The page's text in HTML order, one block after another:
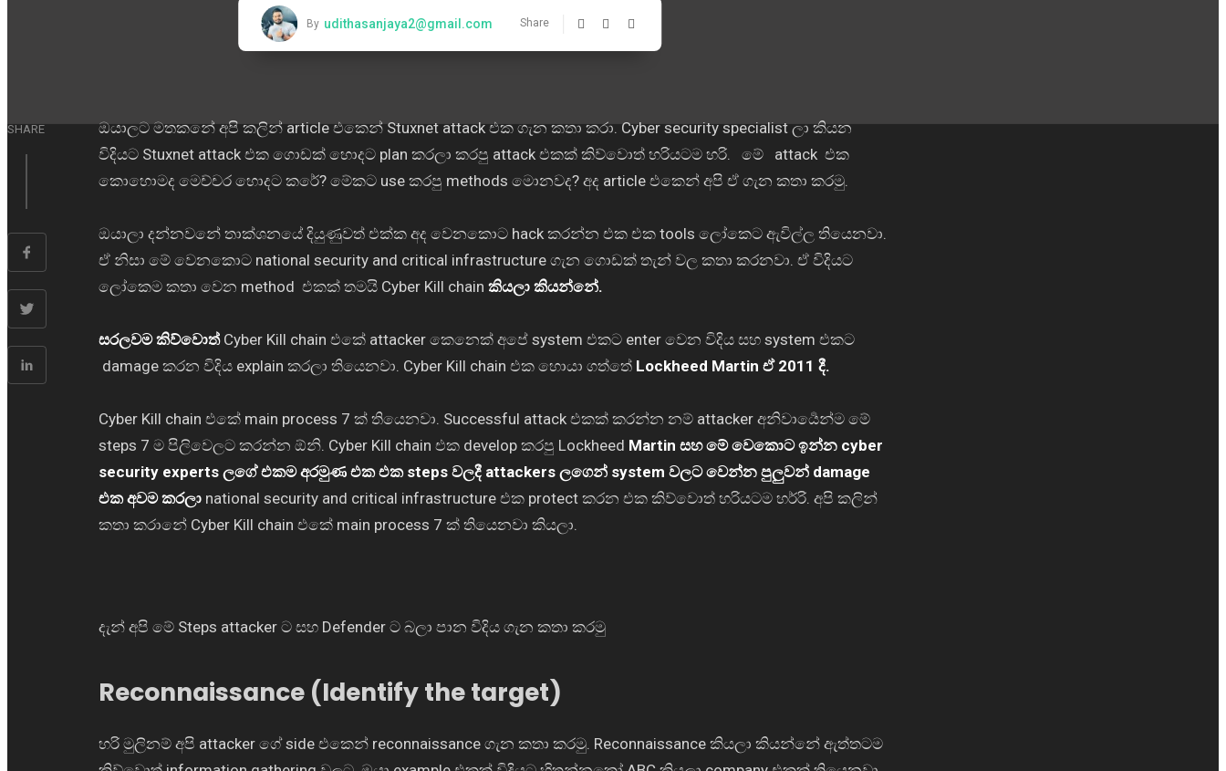
January 16, 2023
By udithasanjaya2@gmail.com Share
SHARE
ඔයාලට මතකනේ අපි කලින් article එකෙන් Stuxnet attack එක ගැන කතා කරා. Cyber security specialist ලා කියන
විදියට Stuxnet attack එක ගොඩක් හොදට plan කරලා කරපු attack එකක් කිව්වොත් හරියටම හරි. මේ attack එක
කොහොමද මෙච්චර හොදට කරේ? මේකට use කරපු methods මොනවද? අද article එකෙන් අපි ඒ ගැන කතා කරමු.
ඔයාලා දන්නවනේ තාක්ශනයේ දියුණුවත් එක්ක අද වෙනකොට hack කරන්න එක එක tools ලෝකෙට ඇවිල්ල තියෙනවා.
ඒ නිසා මේ වෙනකොට national security and critical infrastructure ගැන ගොඩක් තැන් වල කතා කරනවා. ඒ විදියට
ලෝකෙම කතා වෙන method එකක් තමයි Cyber Kill chain කියලා කියන්නේ.
සරලවම කිව්වොත් Cyber Kill chain එකේ attacker කෙනෙක් අපේ system එකට enter වෙන විදිය සහ system එකට
damage කරන විදිය explain කරලා තියෙනවා. Cyber Kill chain එක හොයා ගත්තේ Lockheed Martin ඒ2011 දී.
Cyber Kill chain එකේ main process 7 ක් තියෙනවා. Successful attack එකක් කරන්න නම් attacker අනිවාර්‍යෙන්ම මේ
steps 7 ම පිලිවෙලට කරන්න ඕනි. Cyber Kill chain එක develop කරපු Lockheed Martin සහ මේ වෙකොට ඉන්න cyber
security experts ලගේ එකම අරමුණ එක එක steps වලදී attackers ලගෙන් system වලට වෙන්න පුලුවන් damage
එක අවම කරලා national security and critical infrastructure එක protect කරන එක කිව්වොත් හරියටම හර්‍රි. අපි කලින්
කතා කරානේ Cyber Kill chain එකේ main process 7 ක් තියෙනවා කියලා.
දැන් අපි මේ Steps attacker ට සහ Defender ට බලා පාන විදිය ගැන කතා කරමු
Reconnaissance (Identify the target)
හරි මුලිනම් අපි attacker ගේ side එකෙන් reconnaissance ගැන කතා කරමු. Reconnaissance කියලා කියන්නේ ඇත්තටම